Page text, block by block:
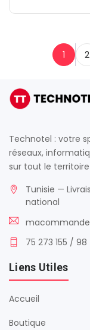
1 2
Technotel : votre
réseaux,
sur tout le
Tunisie —
national
75 273 155 /
Liens Utiles
Accueil
Boutique